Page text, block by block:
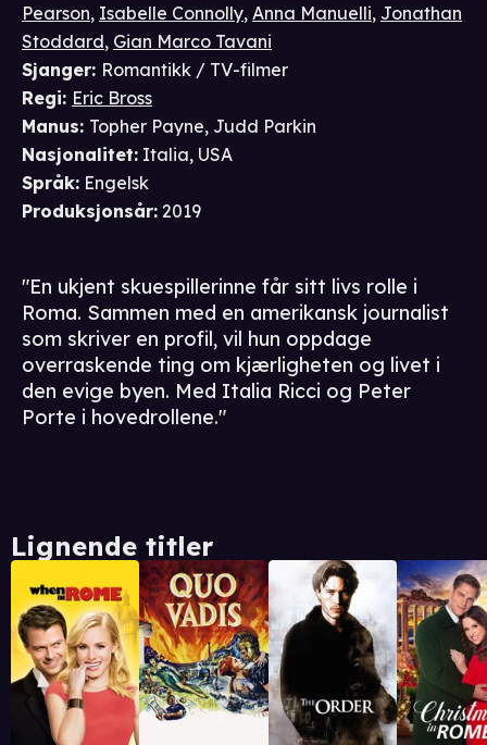
Pearson, Isabelle Connolly, Anna Manuelli, Jonathan
Stoddard, Gian Marco Tavani
Sjanger: Romantikk / TV-filmer
Regi: Eric Bross
Manus: Topher Payne, Judd Parkin
Nasjonalitet: Italia, USA
Språk: Engelsk
Produksjonsår: 2019
"En ukjent skuespillerinne får sitt livs rolle i
Roma. Sammen med en amerikansk journalist
som skriver en profil, vil hun oppdage
overraskende ting om kjærligheten og livet i
den evige byen. Med Italia Ricci og Peter
Porte i hovedrollene."
Lignende titler